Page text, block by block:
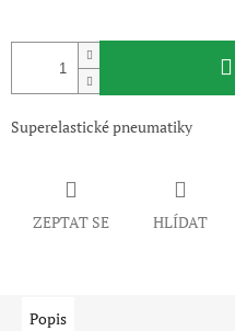
Superelastické pneumatiky
ZEPTAT SE HLÍDAT
Popis